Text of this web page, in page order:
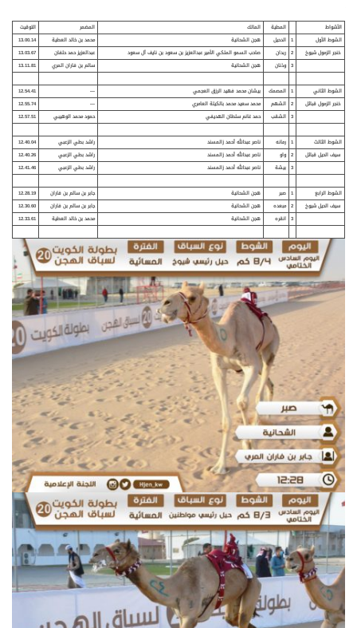
الأشواط المطية المالك المضمر
التوقيت
الشوط الأول
1 الدحيل هجن الشحانية محمد بن خالد العطية
13.00.14
خنجر الزمول شيوخ
2 ربدان صاحب السمو الملكي الأمير عبدالعزيز بن سعود بن نايف آل سعود عبدالعزيز حمد حلفان
13.03.67
3 وذنان هجن الشحانية سالم بن فاران المري 13.11.81
الشوط الثاني 1 المصمك بيشان محمد فهيد الرزق العجمي —
12.54.41
خنجر الزمول قبائل
2 الشهم محمد سعيد محمد بالكيلة العامري —
12.55.74
3 الشقب حمد غانم سلطان الهديفي حمود محمد الوهيبي 12.57.51
الشوط الثالث 1 رمانه ناصر عبدالله أحمد زالمسند راشد بطي الزعبي
12.40.04
سيف الحيل قبائل
2 واو ناصر عبدالله أحمد زالمسند راشد بطي الزعبي
12.40.26
3 بيشة ناصر عبدالله أحمد زالمسند راشد بطي الزعبي 12.41.46
الشوط الرابع 1 صبر هجن الشحانية جابر بن سالم بن فاران
12.28.19
سيف الحيل شيوخ
2 مبعده هجن الشحانية جابر بن سالم بن فاران
12.30.60
3 انقره هجن الشحانية محمد بن خالد العطية 12.33.61